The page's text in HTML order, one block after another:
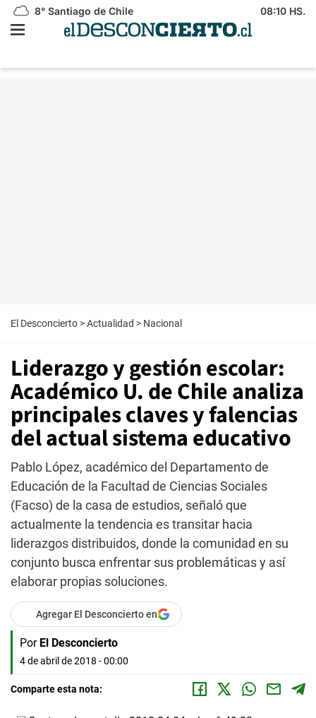
8° Santiago de Chile 08:10 HS.
El Desconcierto >Actualidad > Nacional
Liderazgo y gestión escolar:
Académico U. de Chile analiza
principales claves y falencias
del actual sistema educativo
Pablo López, académico del Departamento de
Educación de la Facultad de Ciencias Sociales
(Facso) de la casa de estudios, señaló que
actualmente la tendencia es transitar hacia
liderazgos distribuidos, donde la comunidad en su
conjunto busca enfrentar sus problemáticas y así
elaborar propias soluciones.
Agregar El Desconcierto en
Por El Desconcierto
4 de abril de 2018 - 00:00
Comparte esta nota: